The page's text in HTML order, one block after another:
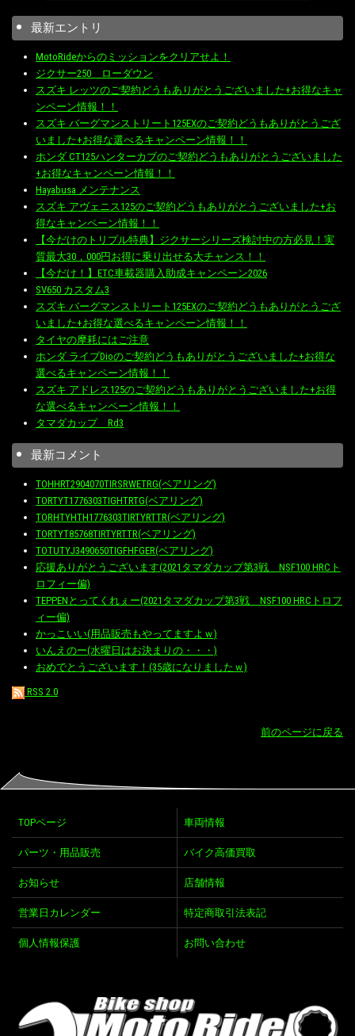
最新エントリ
MotoRideからのミッションをクリアせよ！
ジクサー250 ローダウン
スズキ レッツのご契約どうもありがとうございました+お得なキャ
ンペーン情報！！
スズキ バーグマンストリート125EXのご契約どうもありがとうござ
いました+お得な選べるキャンペーン情報！！
ホンダ CT125ハンターカブのご契約どうもありがとうございました
+お得なキャンペーン情報！！
Hayabusa メンテナンス
スズキ アヴェニス125のご契約どうもありがとうございました+お
得なキャンペーン情報！！
【今だけのトリプル特典】ジクサーシリーズ検討中の方必見！実
質最大30，000円お得に乗り出せる大チャンス！！
【今だけ！】ETC車載器購入助成キャンペーン2026
SV650 カスタム3
スズキ バーグマンストリート125EXのご契約どうもありがとうござ
いました+お得な選べるキャンペーン情報！！
タイヤの摩耗にはご注意
ホンダ ライブDioのご契約どうもありがとうございました+お得な
選べるキャンペーン情報！！
スズキ アドレス125のご契約どうもありがとうございました+お得
な選べるキャンペーン情報！！
タマダカップ Rd3
最新コメント
TOHHRT2904070TIRSRWETRG(ベアリング)
TORTYT1776303TIGHTRTG(ベアリング)
TORHTYHTH1776303TIRTYRTTR(ベアリング)
TORTYT85768TIRTYRTTR(ベアリング)
TOTUTYJ3490650TIGFHFGER(ベアリング)
応援ありがとうございます(2021タマダカップ第3戦 NSF100 HRCト
ロフィー偏)
TEPPENとってくれぇー(2021タマダカップ第3戦 NSF100 HRCトロフ
ィー偏)
かっこいい(用品販売もやってますよｗ)
いんえのー(水曜日はお決まりの・・・)
おめでとうございます！(35歳になりましたｗ)
RSS 2.0
前のページに戻る
TOPページ 車両情報
パーツ・用品販売 バイク高価買取
お知らせ 店舗情報
営業日カレンダー 特定商取引法表記
個人情報保護 お問い合わせ